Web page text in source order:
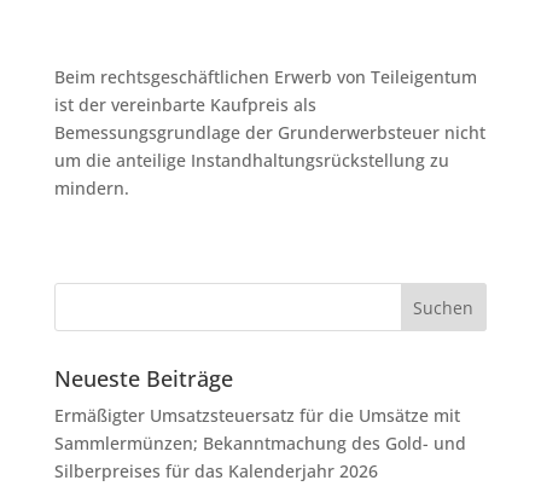
Beim rechtsgeschäftlichen Erwerb von Teileigentum
ist der vereinbarte Kaufpreis als
Bemessungsgrundlage der Grunderwerbsteuer nicht
um die anteilige Instandhaltungsrückstellung zu
mindern.
Neueste Beiträge
Ermäßigter Umsatzsteuersatz für die Umsätze mit
Sammlermünzen; Bekanntmachung des Gold- und
Silberpreises für das Kalenderjahr 2026